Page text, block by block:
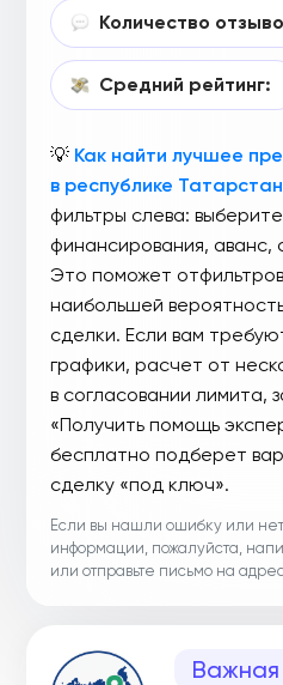
Количество
Средний рейтинг:
💡 Как найти лучшее
в республике
фильтры слева:
финансирования, аванс,
Это поможет
наибольшей
сделки. Если вам
графики, расчет от
в согласовании лимита,
«Получить помощь
бесплатно подберет
сделку «под ключ».
Если вы нашли ошибку или
информации, пожалуйста,
или отправьте письмо на